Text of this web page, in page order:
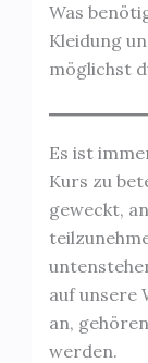
Was
Kleidung
möglichst
Es ist
Kurs zu
geweckt,
auf unsere
an,
werden.